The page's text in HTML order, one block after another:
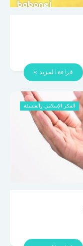
قراءة المزيد »
الفكر الإسلامي والفلسفة